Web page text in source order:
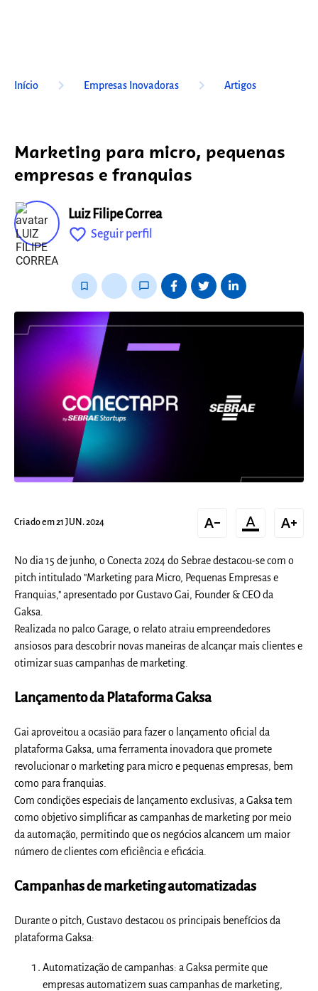
Início keyboard_arrow_right Empresas Inovadoras keyboard_arrow_right Artigos
Marketing para micro, pequenas
empresas e franquias
Luiz Filipe Correa
favorite_outline Seguir perfil
fixo
bookmark_border chat_bubble_outline
Criado em 21 JUN. 2024 text_decrease format_color_text text_increase
No dia 15 de junho, o Conecta 2024 do Sebrae destacou-se com o
pitch intitulado "Marketing para Micro, Pequenas Empresas e
Franquias," apresentado por Gustavo Gai, Founder & CEO da
Gaksa.
Realizada no palco Garage, o relato atraiu empreendedores
ansiosos para descobrir novas maneiras de alcançar mais clientes e
otimizar suas campanhas de marketing.
Lançamento da Plataforma Gaksa
Gai aproveitou a ocasião para fazer o lançamento oficial da
plataforma Gaksa, uma ferramenta inovadora que promete
revolucionar o marketing para micro e pequenas empresas, bem
como para franquias.
Com condições especiais de lançamento exclusivas, a Gaksa tem
como objetivo simplificar as campanhas de marketing por meio
da automação, permitindo que os negócios alcancem um maior
número de clientes com eficiência e eficácia.
Campanhas de marketing automatizadas
Durante o pitch, Gustavo destacou os principais benefícios da
plataforma Gaksa:
Automatização de campanhas: a Gaksa permite que
empresas automatizem suas campanhas de marketing,